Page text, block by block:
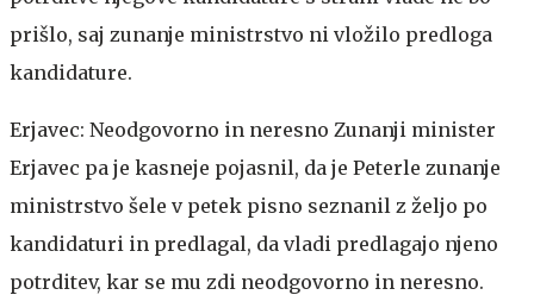
prišlo, saj zunanje ministrstvo ni vložilo predloga
kandidature.
Erjavec: Neodgovorno in neresno Zunanji minister
Erjavec pa je kasneje pojasnil, da je Peterle zunanje
ministrstvo šele v petek pisno seznanil z željo po
kandidaturi in predlagal, da vladi predlagajo njeno
potrditev, kar se mu zdi neodgovorno in neresno.